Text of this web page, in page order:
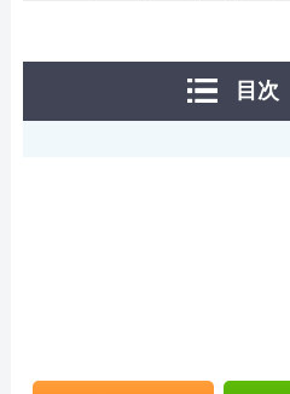
目次